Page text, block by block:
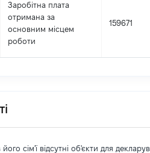
Заробітна плата
отримана за
основним місцем
роботи
159671
сім'ї відсутні об'єкти для